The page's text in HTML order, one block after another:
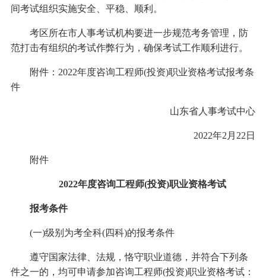
间考试组织实施安全、平稳、顺利。
考区所在市人事考试机构要进一步规范考务管理，防
范打击有组织的考试作弊行为，确保考试工作顺利进行。
附件：2022年度咨询工程师(投资)职业资格考试报考条
件
山东省人事考试中心
2022年2月22日
附件
2022年度咨询工程师(投资)职业资格考试
报考条件
(一)级别为考全科(四科)的报考条件
遵守国家法律、法规，恪守职业道德，并符合下列条
件之一的，均可申请参加咨询工程师(投资)职业资格考试：